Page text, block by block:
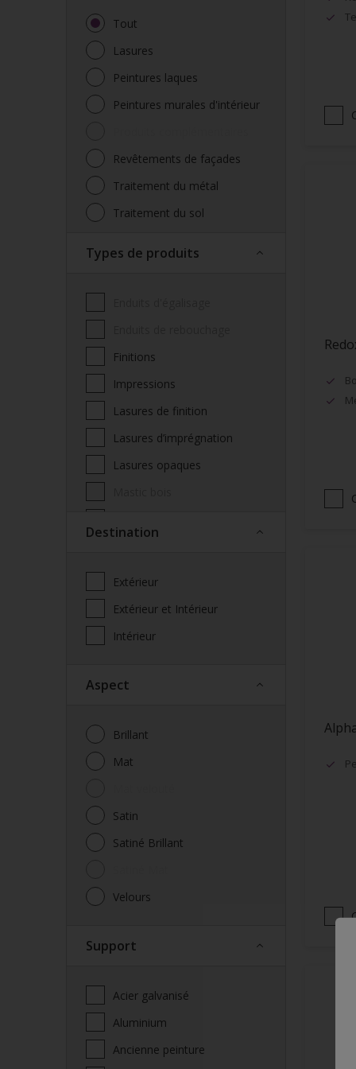
Tout
Lasures
Peintures laques
Peintures murales d'intérieur
Revêtements de façades
Traitement du métal
Traitement du sol
Types de produits
Finitions
Impressions
Lasures de finition
Lasures d’imprégnation
Lasures opaques
façade
Spécialités
Vernis
Vitrificateur
Destination
Extérieur
Extérieur et Intérieur
Intérieur
Aspect
Brillant
Mat
Satin
Satiné Brillant
Velours
Support
Acier galvanisé
Aluminium
Ancienne peinture